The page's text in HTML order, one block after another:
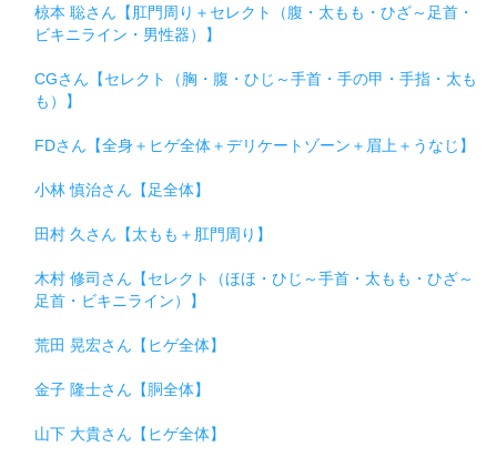
椋本 聡さん【肛門周り＋セレクト（腹・太もも・ひざ～足首・
ビキニライン・男性器）】
CGさん【セレクト（胸・腹・ひじ～手首・手の甲・手指・太も
も）】
FDさん【全身＋ヒゲ全体＋デリケートゾーン＋眉上＋うなじ】
小林 慎治さん【足全体】
田村 久さん【太もも＋肛門周り】
木村 修司さん【セレクト（ほほ・ひじ～手首・太もも・ひざ～
足首・ビキニライン）】
荒田 晃宏さん【ヒゲ全体】
金子 隆士さん【胴全体】
山下 大貴さん【ヒゲ全体】